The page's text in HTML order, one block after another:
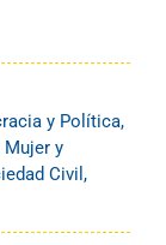
y Política,
Mujer y
Civil ,